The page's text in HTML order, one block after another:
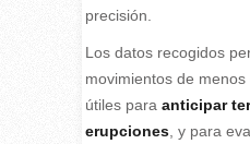
precisión.
Los datos recogidos
movimientos de
útiles para anticipar
erupciones, y para